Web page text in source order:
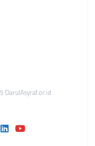
DarulAsyraf.or.id